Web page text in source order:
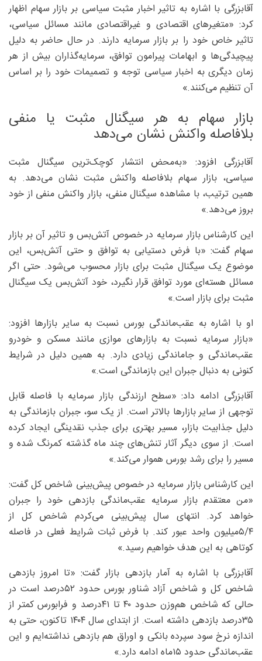
آقابزرگی با اشاره به تاثیر اخبار مثبت سیاسی بر بازار سهام اظهار
کرد: «متغیرهای اقتصادی و غیراقتصادی مانند مسائل سیاسی،
تاثیر خاص خود را بر بازار سرمایه دارند. در حال حاضر به دلیل
پیچیدگی‌ها و ابهامات پیرامون توافق، سرمایه‌گذاران بیش از هر
زمان دیگری به اخبار سیاسی توجه و تصمیمات خود را بر اساس
آن تنظیم می‌کنند.»
بازار سهام به هر سیگنال مثبت یا منفی
بلافاصله واکنش نشان می‌دهد
آقابزرگی افزود: «به‌محض انتشار کوچک‌ترین سیگنال مثبت
سیاسی، بازار سهام بلافاصله واکنش مثبت نشان می‌دهد. به
همین ترتیب، با مشاهده سیگنال منفی، بازار واکنش منفی از خود
بروز می‌دهد.»
این کارشناس بازار سرمایه در خصوص آتش‌بس و تاثیر آن بر بازار
سهام گفت: «با فرض دستیابی به توافق و حتی آتش‌بس، این
موضوع یک سیگنال مثبت برای بازار محسوب می‌شود. حتی اگر
مسائل هسته‌ای مورد توافق قرار نگیرد، خود آتش‌بس یک سیگنال
مثبت برای بازار است.»
او با اشاره به عقب‌ماندگی بورس نسبت به سایر بازارها افزود:
«بازار سرمایه نسبت به بازارهای موازی مانند مسکن و خودرو
عقب‌ماندگی و جاماندگی زیادی دارد. به همین دلیل در شرایط
کنونی به دنبال جبران این بازماندگی است.»
آقابزرگی ادامه داد: «سطح ارزندگی بازار سرمایه با فاصله قابل
توجهی از سایر بازارها بالاتر است. از یک سو، جبران بازماندگی به
دلیل جذابیت بازار، مسیر بهتری برای جذب نقدینگی ایجاد کرده
است. از سوی دیگر آثار تنش‌های چند ماه گذشته کمرنگ شده و
مسیر را برای رشد بورس هموار می‌کند.»
این کارشناس بازار سرمایه در خصوص پیش‌بینی شاخص کل گفت:
«من معتقدم بازار سرمایه عقب‌ماندگی بازدهی خود را جبران
خواهد کرد. انتهای سال پیش‌بینی می‌کردم شاخص کل از
۵/۴‌میلیون واحد عبور کند. با فرض ثبات شرایط فعلی در فاصله
کوتاهی به این هدف خواهیم رسید.»
آقابزرگی با اشاره به آمار بازدهی بازار گفت: «تا امروز بازدهی
شاخص کل و شاخص آزاد شناور بورس حدود ۵۲‌درصد است در
حالی که شاخص هم‌وزن حدود ۴۰ تا ۴۱‌درصد و فرابورس کمتر از
۳۵‌درصد بازدهی داشته است. از ابتدای سال ۱۴۰۴ تاکنون، حتی به
اندازه نرخ سود سپرده بانکی و اوراق هم بازدهی نداشته‌ایم و این
عقب‌ماندگی حدود‌ ۱۵‌ماه ادامه دارد.»